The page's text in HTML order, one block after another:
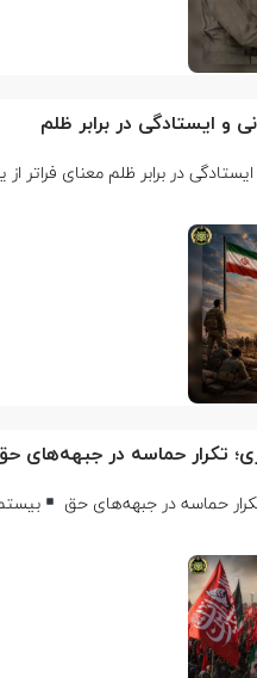
تکرار حماسه در جبهه‌های
حماسه در جبهه‌های حق